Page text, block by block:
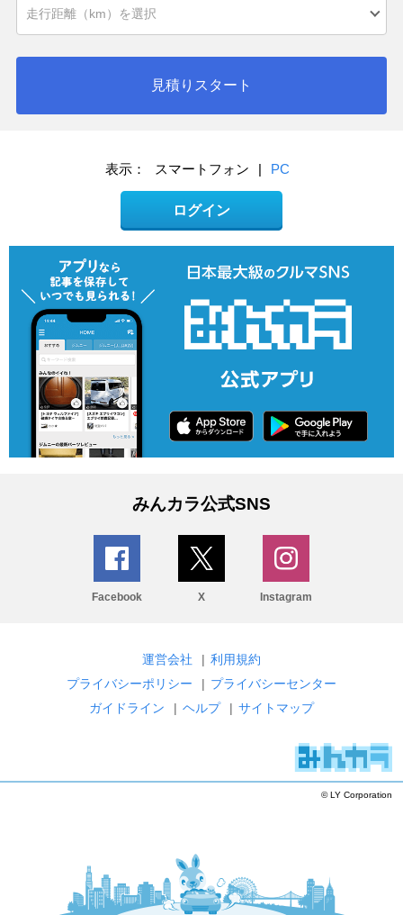
見積りスタート
表示： スマートフォン | PC
ログイン
みんカラ公式SNS
Facebook X Instagram
運営会社 | 利用規約
プライバシーポリシー
| プライバシーセンター
ガイドライン
| ヘルプ | サイトマップ
© LY Corporation